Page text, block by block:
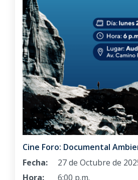
Cine Foro: Documental
Fecha:
27 de Octubre de
Hora:
6:00 p.m.